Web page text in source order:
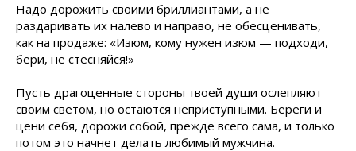
Надо дорожить своими бриллиантами, а не
раздаривать их налево и направо, не обесценивать,
как на продаже: «Изюм, кому нужен изюм — подходи,
бери, не стесняйся!»
Пусть драгоценные стороны твоей души ослепляют
своим светом, но остаются неприступными. Береги и
цени себя, дорожи собой, прежде всего сама, и только
потом это начнет делать любимый мужчина.